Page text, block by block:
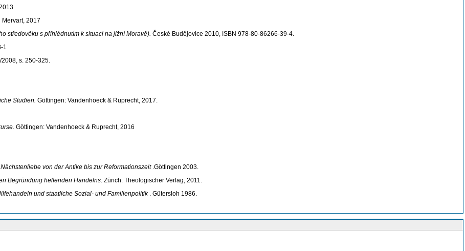
2017
středověku s přihlédnutím k situaci na jižní Moravě). České Budějovice 2010, ISBN 978-80-86266-39-4.
1
2008, s. 250-325.
Studien. Göttingen: Vandenhoeck & Ruprecht, 2017.
. Göttingen: Vandenhoeck & Ruprecht, 2016
von der Antike bis zur Reformationszeit.Göttingen 2003.
Begründung helfenden Handelns. Zürich: Theologischer Verlag, 2011.
und staatliche Sozial- und Familienpolitik. Gütersloh 1986.